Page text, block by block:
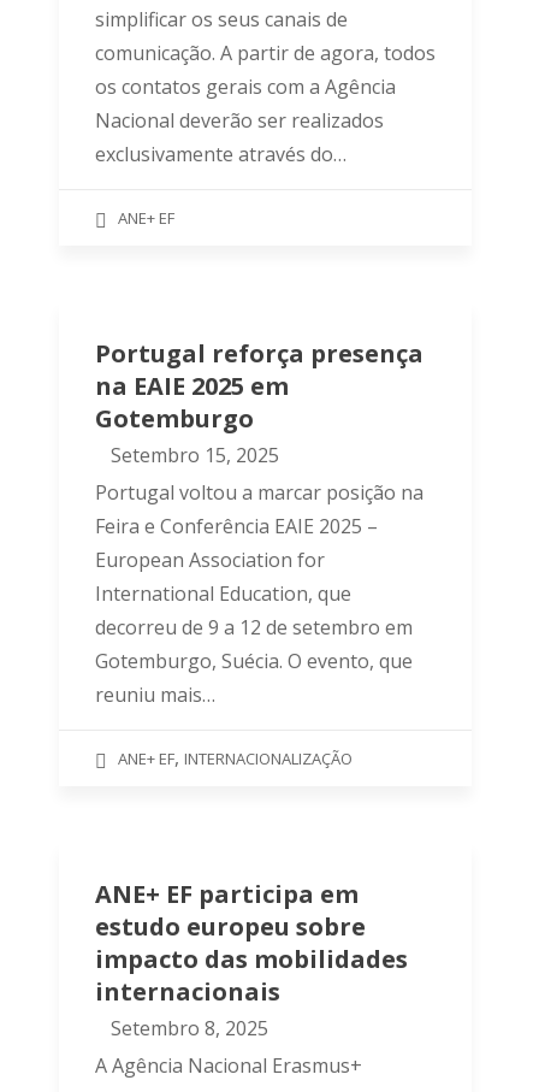
simplificar os seus canais de
comunicação. A partir de agora, todos
os contatos gerais com a Agência
Nacional deverão ser realizados
exclusivamente através do…
ANE+ EF
Portugal reforça presença
na EAIE 2025 em
Gotemburgo
Setembro 15, 2025
Portugal voltou a marcar posição na
Feira e Conferência EAIE 2025 –
European Association for
International Education, que
decorreu de 9 a 12 de setembro em
Gotemburgo, Suécia. O evento, que
reuniu mais…
ANE+ EF, INTERNACIONALIZAÇÃO
ANE+ EF participa em
estudo europeu sobre
impacto das mobilidades
internacionais
Setembro 8, 2025
A Agência Nacional Erasmus+